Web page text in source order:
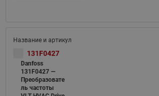
131F0427
Danfoss
131F0427 —
Преобразовате
ль частоты